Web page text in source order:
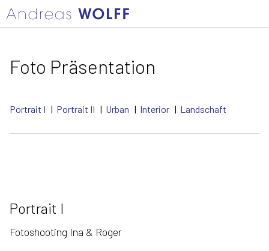
Foto Präsentation
Portrait I | Portrait II | Urban | Interior | Landschaft
Portrait I
Fotoshooting Ina & Roger